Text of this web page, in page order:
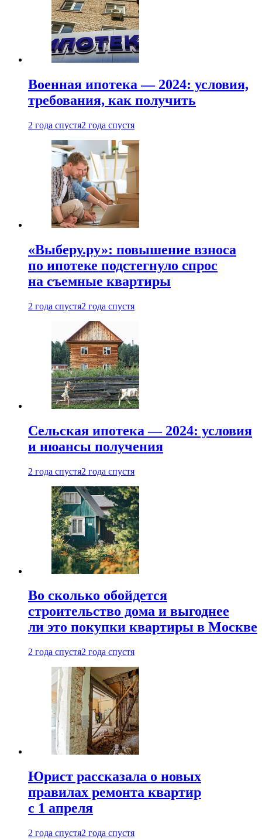
Военная ипотека — 2024: условия,
требования, как получить
2 года спустя2 года спустя
«Выберу.ру»: повышение взноса
по ипотеке подстегнуло спрос
на съемные квартиры
2 года спустя2 года спустя
Сельская ипотека — 2024: условия
и нюансы получения
2 года спустя2 года спустя
Во сколько обойдется
строительство дома и выгоднее
ли это покупки квартиры в Москве
2 года спустя2 года спустя
Юрист рассказала о новых
правилах ремонта квартир
с 1 апреля
2 года спустя2 года спустя